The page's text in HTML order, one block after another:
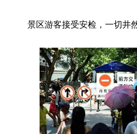
景区游客接受安检，一切井